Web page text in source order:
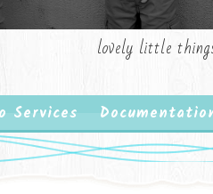
lovely little
Services